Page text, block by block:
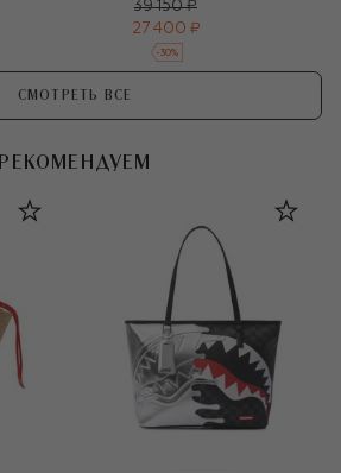
39 150 ₽
27 400 ₽
-30%
СМОТРЕТЬ ВСЕ
РЕКОМЕНДУЕМ